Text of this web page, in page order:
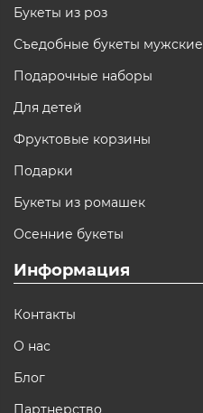
Букеты из роз
Съедобные букеты мужские
Подарочные наборы
Для детей
Фруктовые корзины
Подарки
Букеты из ромашек
Осенние букеты
Информация
Контакты
О нас
Блог
Партнерство